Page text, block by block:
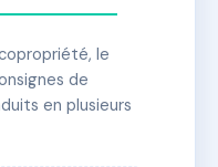
🏗 1 bâtiment(s)
le
de
en plusieurs